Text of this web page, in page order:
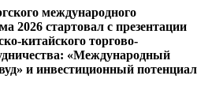
международного
2026 стартовал с презентации
китайского торгово-
«Международный
и инвестиционный потенциал